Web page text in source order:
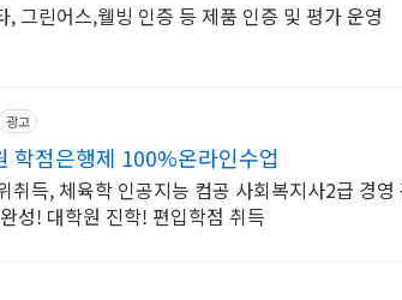
, 그린어스,웰빙 인증 등 제품 인증 및 평가 운영
광고
학점은행제 100%온라인수업
취득, 체육학 인공지능 컴공 사회복지사2급 경
성! 대학원 진학! 편입학점 취득